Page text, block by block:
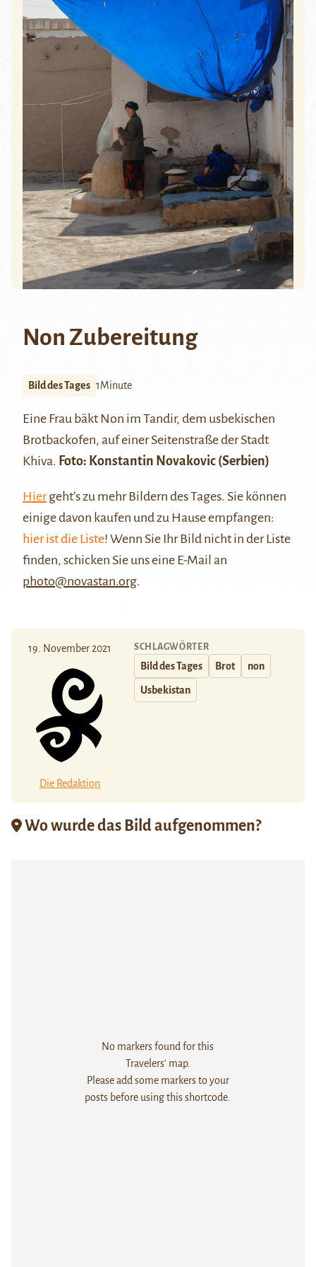
Non Zubereitung
Bild des Tages 1Minute
Eine Frau bäkt Non im Tandir, dem usbekischen
Brotbackofen, auf einer Seitenstraße der Stadt
Khiva. Foto: Konstantin Novakovic (Serbien)
Hiergeht’s zu mehr Bildern des Tages. Sie können
einige davon kaufen und zu Hause empfangen:
hier ist die Liste! Wenn Sie Ihr Bild nicht in der Liste
finden, schicken Sie uns eine E-Mail an
photo@novastan.org.
19. November 2021
Die Redaktion
SCHLAGWÖRTER
Bild des Tages Brot non
Usbekistan
Wo wurde das Bild aufgenommen?
No markers found for this
Travelers' map.
Please add some markers to your
posts before using this shortcode.